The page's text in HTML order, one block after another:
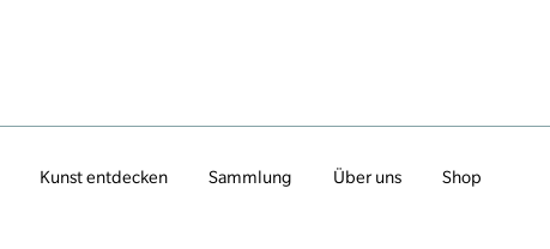
Kunst entdecken Sammlung Über uns Shop